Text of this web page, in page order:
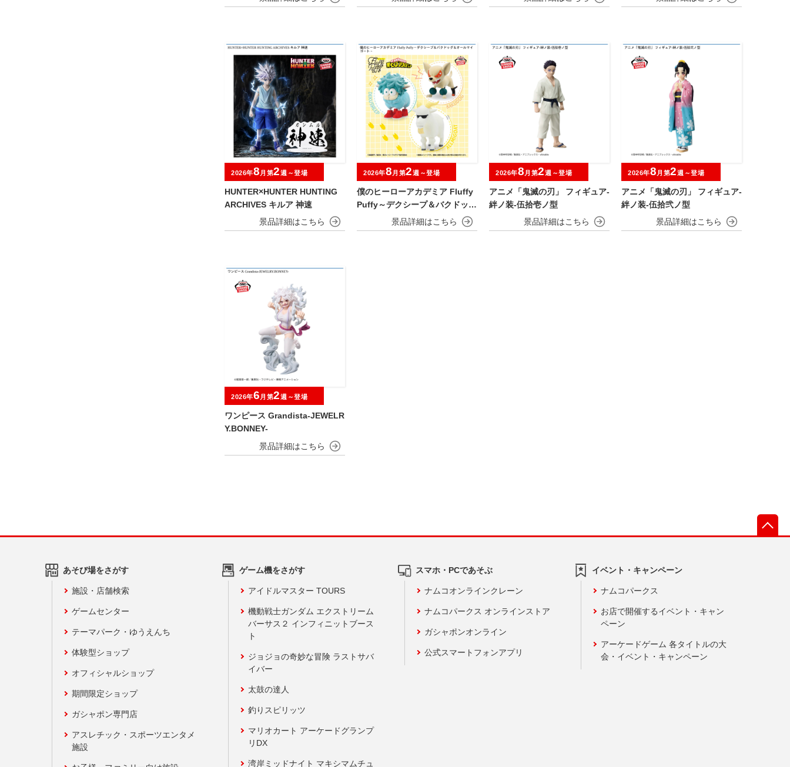
んのすけ～
HUNTER×HUNTER HUNTING
ARCHIVES キルア 神速
2026年8 月第2週～登場
僕のヒーローアカデミア Fluffy
Puffy～デクシープ＆バクドッグ
＆オールマイゴート～
2026年8 月第2週～登場
アニメ「鬼滅の刃」 フィギュア-
絆ノ装-伍拾壱ノ型
2026年8 月第2週～登場
アニメ「鬼滅の刃」 フィギュア-
絆ノ装-伍拾弐ノ型
2026年8 月第2週～登場
ワンピース Grandista-JEWELR
Y.BONNEY-
2026年6 月第2週～登場
あそび場をさがす
施設・店舗検索
ゲームセンター
テーマパーク・ゆうえんち
体験型ショップ
オフィシャルショップ
期間限定ショップ
ガシャポン専門店
アスレチック・スポーツエンタメ
施設
ゲーム機をさがす
アイドルマスター TOURS
機動戦士ガンダム エクストリーム
バーサス２ インフィニットブース
ト
ジョジョの奇妙な冒険 ラストサバ
イバー
太鼓の達人
釣りスピリッツ
マリオカート アーケードグランプ
リDX
湾岸ミッドナイト マキシマムチュ
スマホ・PCであそぶ
ナムコオンラインクレーン
ナムコパークス オンラインストア
ガシャポンオンライン
公式スマートフォンアプリ
イベント・キャンペーン
ナムコパークス
お店で開催するイベント・キャン
ペーン
アーケードゲーム 各タイトルの大
会・イベント・キャンペーン